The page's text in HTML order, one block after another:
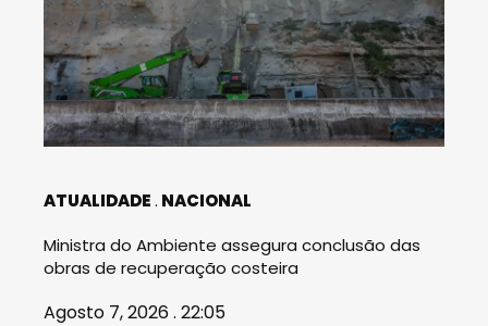
ATUALIDADE NACIONAL
Ministra do Ambiente assegura conclusão das
obras de recuperação costeira
Agosto 7, 2026 . 22:05